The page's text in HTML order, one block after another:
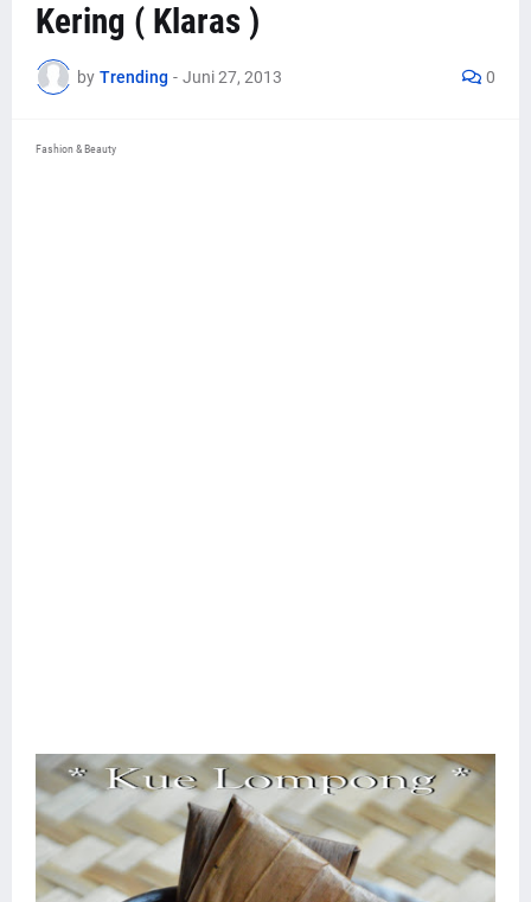
Kering ( Klaras )
by Trending - Juni 27, 2013 0
Fashion & Beauty